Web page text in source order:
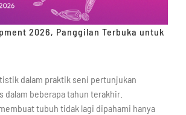
2026, Panggilan Terbuka untuk
dalam praktik seni pertunjukan
dalam beberapa tahun terakhir.
tubuh tidak lagi dipahami hanya